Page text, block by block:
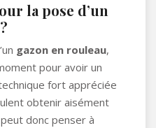
la pose d’un
gazon en rouleau,
pour avoir un
fort appréciée
obtenir aisément
donc penser à